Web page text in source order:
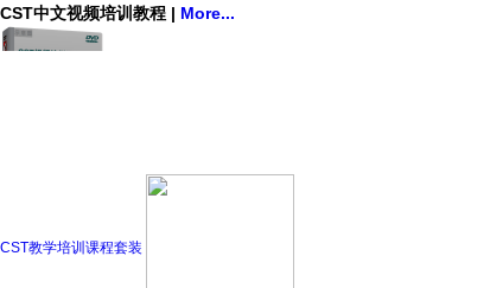
CST中文视频培训教程 | More...
CST教学培训课程套装